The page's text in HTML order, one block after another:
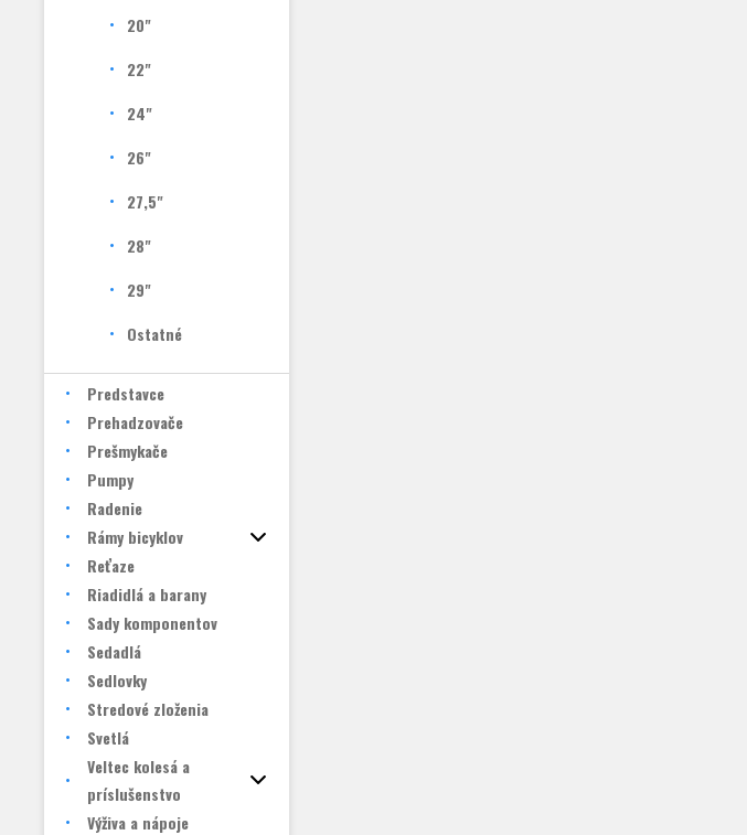
20"
22"
24"
26"
27,5"
28"
29"
Ostatné
Predstavce
Prehadzovače
Prešmykače
Pumpy
Radenie
Rámy bicyklov
Reťaze
Riadidlá a barany
Sady komponentov
Sedadlá
Sedlovky
Stredové zloženia
Svetlá
Veltec kolesá a
príslušenstvo
Výživa a nápoje